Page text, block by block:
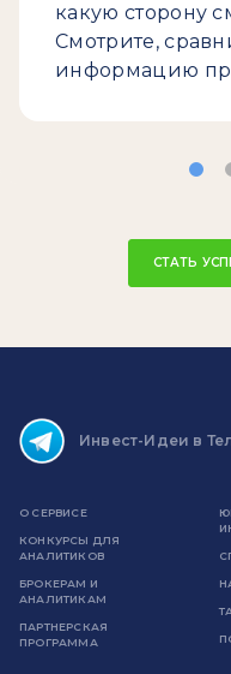
какую сторону
Смотрите,
информацию
СТАТЬ
Инвест-Идеи в
О СЕРВИСЕ
КОНКУРСЫ ДЛЯ
АНАЛИТИКОВ
БРОКЕРАМ И
АНАЛИТИКАМ
ПАРТНЕРСКАЯ
ПРОГРАММА